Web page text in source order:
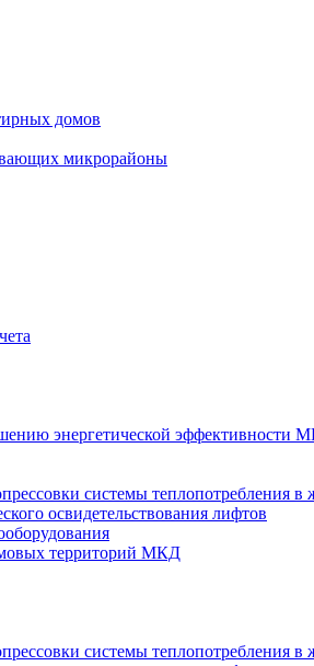
домов
микрорайоны
энергетической эффективности
системы теплопотребления
освидетельствования лифтов
территорий МКД
системы теплопотребления